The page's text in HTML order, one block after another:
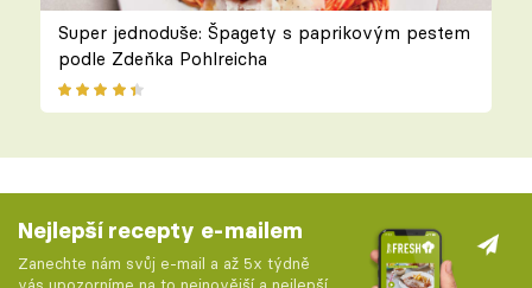
Super jednoduše: Špagety s paprikovým pestem
podle Zdeňka Pohlreicha
Nejlepší recepty e-mailem
Zanechte nám svůj e-mail a až 5x týdně